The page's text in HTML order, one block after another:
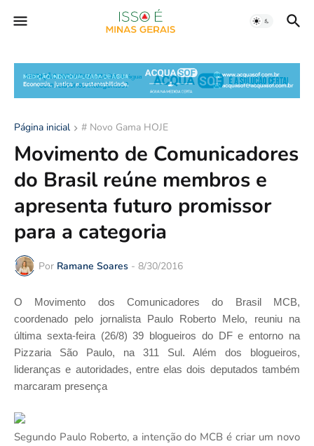
Página inicial # Novo Gama HOJE
Movimento de Comunicadores
do Brasil reúne membros e
apresenta futuro promissor
para a categoria
Por Ramane Soares - 8/30/2016
O Movimento dos Comunicadores do Brasil MCB,
coordenado pelo jornalista Paulo Roberto Melo, reuniu na
última sexta-feira (26/8) 39 blogueiros do DF e entorno na
Pizzaria São Paulo, na 311 Sul. Além dos blogueiros,
lideranças e autoridades, entre elas dois deputados também
marcaram presença
Segundo Paulo Roberto, a intenção do MCB é criar um novo